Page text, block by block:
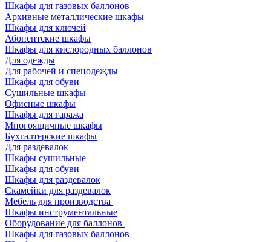
Шкафы для газовых баллонов
Архивные металлические шкафы
Шкафы для ключей
Абонентские шкафы
Шкафы для кислородных баллонов
Для одежды
Для рабочей и спецодежды
Шкафы для обуви
Сушильные шкафы
Офисные шкафы
Шкафы для гаража
Многоящичные шкафы
Бухгалтерские шкафы
Для раздевалок
Шкафы сушильные
Шкафы для обуви
Шкафы для раздевалок
Скамейки для раздевалок
Мебель для производства
Шкафы инструментальные
Оборудование для баллонов
Шкафы для газовых баллонов